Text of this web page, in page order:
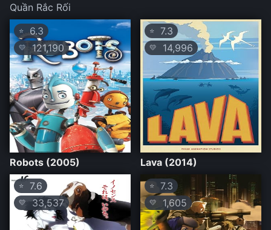
Quần Rắc Rối
⭐ 6.3
💛 121,190
Robots (2005)
⭐ 7.3
💛 14,996
Lava (2014)
⭐ 7.6
💛 33,537
⭐ 7.3
💛 1,605